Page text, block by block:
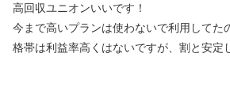
高回収ユニオンいいです！
今まで高いプランは使わないで利用してた
格帯は利益率高くはないですが、割と安定